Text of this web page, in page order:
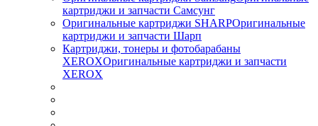
картриджи и запчасти Самсунг
Оригинальные картриджи SHARPОригинальные
картриджи и запчасти Шарп
Картриджи, тонеры и фотобарабаны
XEROXОригинальные картриджи и запчасти
XEROX